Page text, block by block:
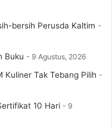
bersih Perusda Kaltim
Buku 9 Agustus, 2026
Kuliner Tak Tebang Pilih
10 Hari
9